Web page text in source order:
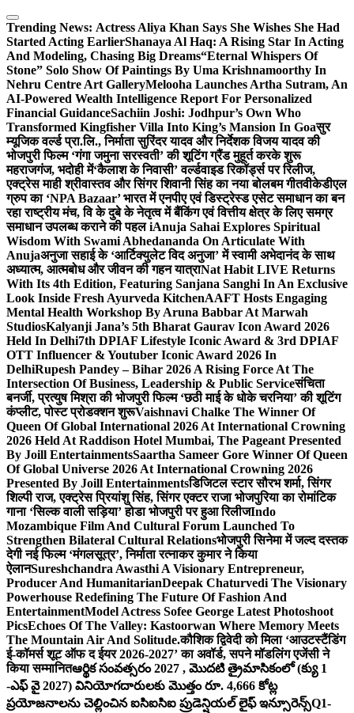
Skip
to
content
Trending News: Actress Aliya Khan Says She Wishes She Had
Started Acting EarlierShanaya Al Haq: A Rising Star In Acting
And Modeling, Chasing Big Dreams“Eternal Whispers Of
Stone” Solo Show Of Paintings By Uma Krishnamoorthy In
Nehru Centre Art GalleryMelooha Launches Artha Sutram, An
AI-Powered Wealth Intelligence Report For Personalized
Financial GuidanceSachiin Joshi: Jodhpur’s Own Who
Transformed Kingfisher Villa Into King’s Mansion In Goaसुर
म्यूजिक वर्ल्ड प्रा.लि., निर्माता सुरिंदर यादव और निर्देशक विजय यादव की
भोजपुरी फिल्म ‘गंगा जमुना सरस्वती’ की शूटिंग ग्रैंड मुहूर्त करके शुरू
महराजगंज, भदोही में‘कैलाश के निवासी’ वर्ल्डवाइड रिकॉर्ड्स पर रिलीज,
एक्ट्रेस माही श्रीवास्तव और सिंगर शिवानी सिंह का नया बोलबम गीतवीकेडीएल
ग्रुप का ‘NPA Bazaar’ भारत में एनपीए एवं डिस्ट्रेस्ड एसेट समाधान का बन
रहा राष्ट्रीय मंच, वि के दुबे के नेतृत्व में बैंकिंग एवं वित्तीय क्षेत्र के लिए समग्र
समाधान उपलब्ध कराने की पहल iAnuja Sahai Explores Spiritual
Wisdom With Swami Abhedananda On Articulate With
Anujaअनुजा सहाई के ‘आर्टिक्युलेट विद अनुजा’ में स्वामी अभेदानंद के साथ
अध्यात्म, आत्मबोध और जीवन की गहन यात्राNat Habit LIVE Returns
With Its 4th Edition, Featuring Sanjana Sanghi In An Exclusive
Look Inside Fresh Ayurveda KitchenAAFT Hosts Engaging
Mental Health Workshop By Aruna Babbar At Marwah
StudiosKalyanji Jana’s 5th Bharat Gaurav Icon Award 2026
Held In Delhi7th DPIAF Lifestyle Iconic Award & 3rd DPIAF
OTT Influencer & Youtuber Iconic Award 2026 In
DelhiRupesh Pandey – Bihar 2026 A Rising Force At The
Intersection Of Business, Leadership & Public Serviceसंचिता
बनर्जी, प्रत्युष मिश्रा की भोजपुरी फिल्म ‘छठी माई के धोके चरनिया’ की शूटिंग
कंप्लीट, पोस्ट प्रोडक्शन शुरूVaishnavi Chalke The Winner Of
Queen Of Global International 2026 At International Crowning
2026 Held At Raddison Hotel Mumbai, The Pageant Presented
By Joill EntertainmentsSaartha Sameer Gore Winner Of Queen
Of Global Universe 2026 At International Crowning 2026
Presented By Joill Entertainmentsडिजिटल स्टार सौरभ शर्मा, सिंगर
शिल्पी राज, एक्ट्रेस प्रियांशु सिंह, सिंगर एक्टर राजा भोजपुरिया का रोमांटिक
गाना ‘सिल्क वाली सड़िया’ होडा भोजपुरी पर हुआ रिलीजIndo
Mozambique Film And Cultural Forum Launched To
Strengthen Bilateral Cultural Relationsभोजपुरी सिनेमा में जल्द दस्तक
देगी नई फिल्म ‘मंगलसूत्र’, निर्माता रत्नाकर कुमार ने किया
ऐलानSureshchandra Awasthi A Visionary Entrepreneur,
Producer And HumanitarianDeepak Chaturvedi The Visionary
Powerhouse Redefining The Future Of Fashion And
EntertainmentModel Actress Sofee George Latest Photoshoot
PicsEchoes Of The Valley: Kastoorwan Where Memory Meets
The Mountain Air And Solitude.कौशिक द्विवेदी को मिला ‘आउटस्टैंडिंग
ई-कॉमर्स शूट ऑफ द ईयर 2026-2027’ का अवॉर्ड, सपने मॉडलिंग एजेंसी ने
किया सम्मानितఆర్థిక సంవత్సరం 2027 , మొదటి త్రైమాసికంలో (క్యు 1
-ఎఫ్ వై 2027) వినియోగదారులకు మొత్తం రూ. 4,666 కోట్ల
ప్రయోజనాలను చెల్లించిన ఐసిఐసిఐ ప్రుడెన్షియల్ లైఫ్ ఇన్సూరెన్స్Q1-